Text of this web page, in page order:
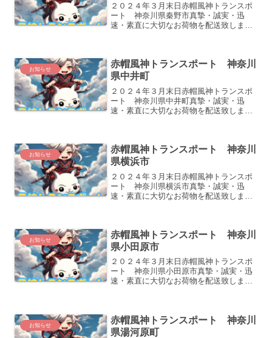
２０２４年３月末日赤帽風神トランスポ
ート 神奈川県秦野市真摯・誠実・迅
速・素直に大切なお荷物を配送致しま
お知らせ
赤帽風神トランスポート 神奈川
県中井町
２０２４年３月末日赤帽風神トランスポ
ート 神奈川県中井町真摯・誠実・迅
速・素直に大切なお荷物を配送致しま
お知らせ
赤帽風神トランスポート 神奈川
県横浜市
２０２４年３月末日赤帽風神トランスポ
ート 神奈川県横浜市真摯・誠実・迅
速・素直に大切なお荷物を配送致しま
お知らせ
赤帽風神トランスポート 神奈川
県小田原市
２０２４年３月末日赤帽風神トランスポ
ート 神奈川県小田原市真摯・誠実・迅
速・素直に大切なお荷物を配送致しま
お知らせ
赤帽風神トランスポート 神奈川
県湯河原町